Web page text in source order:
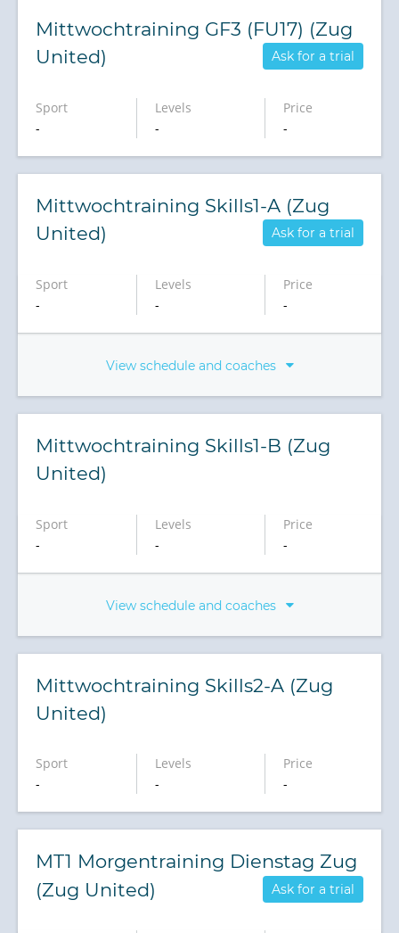
Mittwochtraining GF3 (FU17) (Zug
United)
Ask for a trial
Sport
-
Levels
-
Price
-
Mittwochtraining Skills1-A (Zug
United)
Ask for a trial
Sport
-
Levels
-
Price
-
View schedule and coaches
Mittwochtraining Skills1-B (Zug
United)
Sport
-
Levels
-
Price
-
View schedule and coaches
Mittwochtraining Skills2-A (Zug
United)
Sport
-
Levels
-
Price
-
MT1 Morgentraining Dienstag Zug
(Zug United)
Ask for a trial